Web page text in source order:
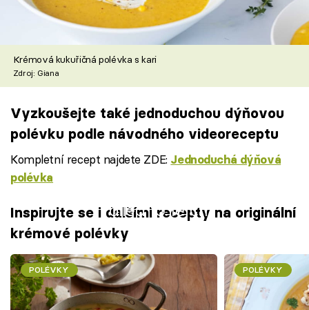
Krémová kukuřičná polévka s kari
Zdroj: Giana
Vyzkoušejte také jednoduchou dýňovou
polévku podle návodného videoreceptu
Kompletní recept najdete ZDE: Jednoduchá dýňová
polévka
Failed to fetch
Inspirujte se i dalšími recepty na originální
krémové polévky
POLÉVKY POLÉVKY